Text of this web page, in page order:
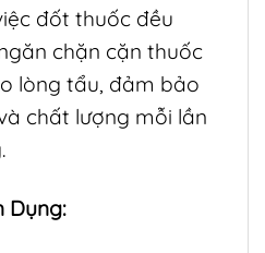
đốt thuốc đều
chặn cặn thuốc
lòng tẩu, đảm bảo
chất lượng mỗi lần
Dụng: